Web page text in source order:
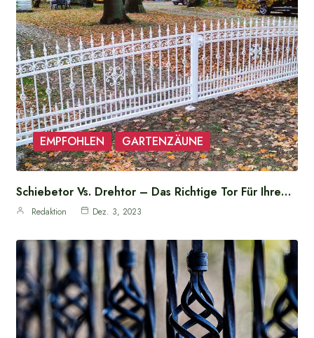
EMPFOHLEN GARTENZÄUNE
Schiebetor Vs. Drehtor – Das Richtige Tor Für Ihre…
Redaktion Dez. 3, 2023